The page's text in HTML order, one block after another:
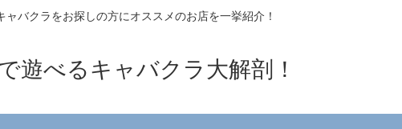
ャバクラをお探しの方にオススメのお店を一挙紹介！
遊べるキャバクラ大解剖！